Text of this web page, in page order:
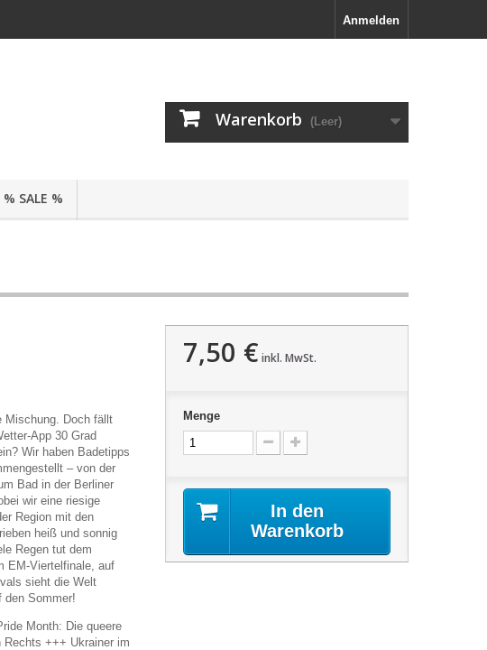
Anmelden
Warenkorb (Leer)
% SALE %
Mischung. Doch fällt
App 30 Grad
Wir haben Badetipps
– von der
Bad in der Berliner
wir eine riesige
Region mit den
heiß und sonnig
Regen tut dem
EM-Viertelfinale, auf
sieht die Welt
den Sommer!
Month: Die queere
+++ Ukrainer im
7,50 € inkl. MwSt.
Menge
In den
Warenkorb